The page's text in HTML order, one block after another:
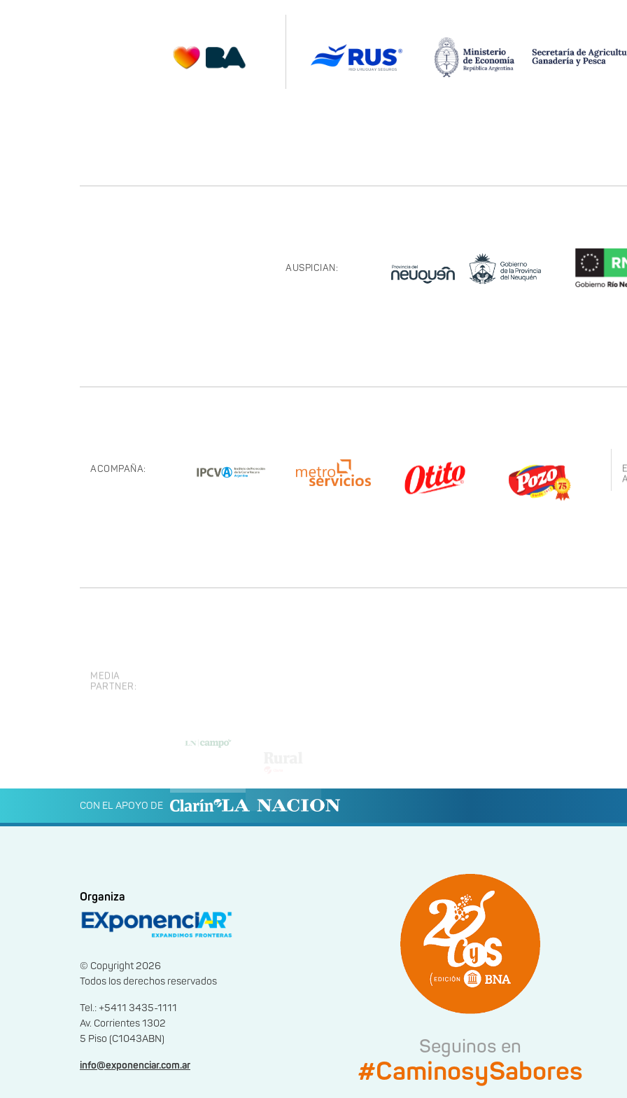
AUSPICIAN:
ACOMPAÑA:
PARTNER:
CON EL APOYO DE
Organiza
© Copyright 2026
Todos los derechos reservados
Tel.: +5411 3435-1111
Av. Corrientes 1302
5 Piso (C1043ABN)
info@exponenciar.com.ar
Seguinos en
#CaminosySabores